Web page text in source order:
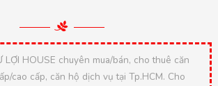
LỢI HOUSE chuyên mua/bán, cho thuê căn
cao cấp, căn hộ dịch vụ tại Tp.HCM. Cho